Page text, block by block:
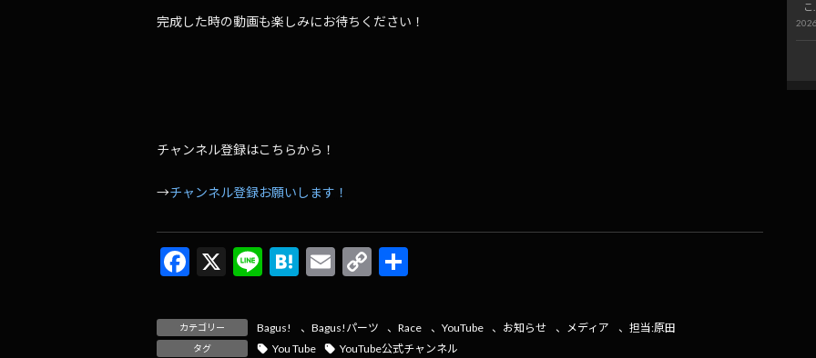
完成した時の動画も楽しみにお待ちください！
チャンネル登録はこちらから！
→チャンネル登録お願いします！
F
e
b
X
Li
e
H
e
n
E
ai
l
C
p
y
カテゴリー Bagus! 、 Bagus!パーツ 、Race 、 YouTube 、 お知らせ 、 メディア 、 担当:原田
タグ You Tube YouTube公式チャンネル
こ…